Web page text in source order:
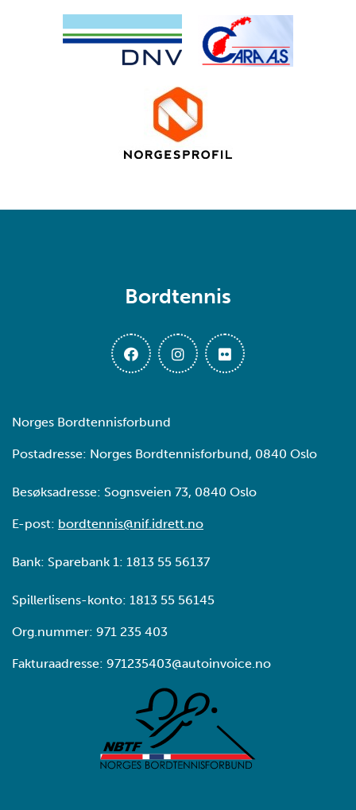
Bordtennis
Norges Bordtennisforbund
Postadresse: Norges Bordtennisforbund, 0840 Oslo
Besøksadresse: Sognsveien 73, 0840 Oslo
E-post: bordtennis@nif.idrett.no
Bank: Sparebank 1: 1813 55 56137
Spillerlisens-konto: 1813 55 56145
Org.nummer: 971 235 403
Fakturaadresse: 971235403@autoinvoice.no